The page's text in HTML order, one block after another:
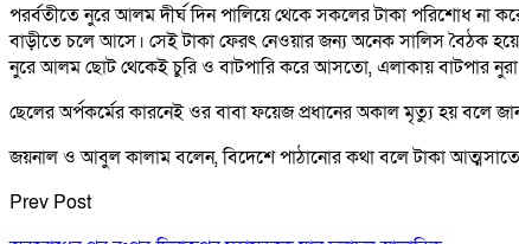
পরর্বতীতে নুরে আলম দীর্ঘ দিন পালিয়ে থেকে সকলের টাকা পরিশোধ না
বাড়ীতে চলে আসে। সেই টাকা ফেরৎ নেওয়ার জন্য অনেক সালিস বৈঠক
নুরে আলম ছোট থেকেই চুরি ও বাটপারি করে আসতো, এলাকায় বাটপার নুরা
ছেলের অর্পকর্মের কারনেই ওর বাবা ফয়েজ প্রধানের অকাল মৃত্যু হয় বলে
জয়নাল ও আবুল কালাম বলেন, বিদেশে পাঠানোর কথা বলে টাকা
Prev Post